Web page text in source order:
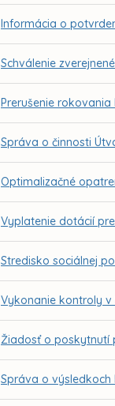
Informácia o
Schválenie
Prerušenie
Správa o činnosti
Optimalizačné
Vyplatenie dotácií
Stredisko sociálnej
Vykonanie kontroly v
Žiadosť o poskytnutí
Správa o